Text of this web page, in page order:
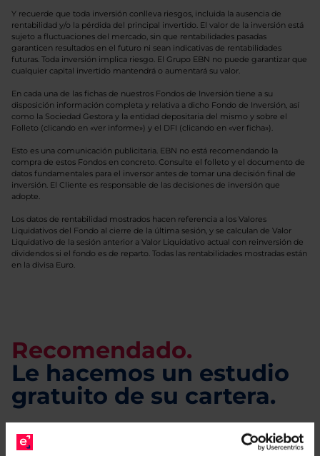
Y recuerde que toda inversión conlleva riesgos, incluida la ausencia de
rentabilidad y/o la pérdida del principal invertido. El valor de la inversión está
sujeto a fluctuaciones del mercado, sin que rentabilidades pasadas
garanticen resultados en el futuro ni sean indicativas de rentabilidades
futuras. Toda inversión implica riesgo. El Grupo EBN no puede garantizar que
cualquier capital invertido mantendrá o aumentará su valor.
En cada una de las fichas de nuestros Fondos de Inversión tiene a su
disposición información completa y relativa a dicho Fondo de Inversión, así
como la Sociedad Gestora y la entidad depositaria del mismo y sobre el
Folleto (clicando en «ver informe») y el DFI (clicando en «ver ficha»).
Esto es una comunicación publicitaria. EBN no está recomendando la
compra de estos Fondos en concreto. Consulte el folleto y el documento de
datos fundamentales para el inversor antes de tomar una decisión final de
inversión. El Cliente es responsable de las decisiones de inversión que
adopte.
Los datos de rentabilidad mostrados hacen referencia a los Valores
Liquidativos del Fondo al cierre de la última sesión, y se calculan de Valor
Liquidativo de la sesión anterior a Valor Liquidativo actual con reinversión de
dividendos si el fondo es de reparto. Todas las rentabilidades mostradas están
en la divisa Euro.
Recomendado.
Le hacemos un estudio
gratuito de su cartera.
Descárguese el archivo
e indíquenos los ISINs de
sus Fondos y nuestros expertos le enviarán un